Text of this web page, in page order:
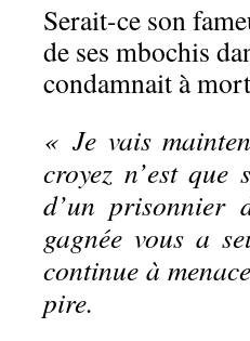
Serait-ce son
de ses mbochis
condamnait à
« Je vais
croyez n’est que
d’un prisonnier
gagnée vous a
continue à
pire.